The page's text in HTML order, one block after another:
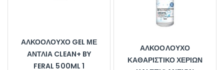
ΑΛΚΟΟΛΟΎΧΟ GEL ΜΕ
ΑΝΤΛΊΑ CLEAN+ BY
FERAL 500ML 1
ΑΛΚΟΟΛΟΎΧΟ
ΚΑΘΑΡΙΣΤΙΚΌ ΧΕΡΙΏΝ